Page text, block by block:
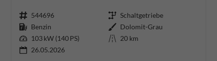
Fahrzeugnr. 544696 Getriebe Schaltgetriebe
Kraftstoff Benzin Außenfarbe Dolomit-Grau
Leistung 103 kW (140 PS) Kilometerstand 20 km
26.05.2026